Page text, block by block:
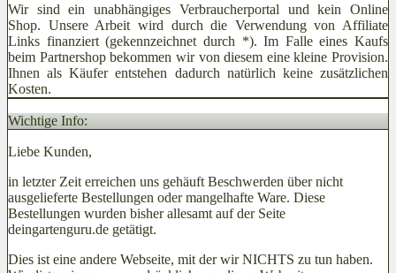
Wir sind ein unabhängiges Verbraucherportal und kein Online
Shop. Unsere Arbeit wird durch die Verwendung von Affiliate
Links finanziert (gekennzeichnet durch *). Im Falle eines Kaufs
beim Partnershop bekommen wir von diesem eine kleine Provision.
Ihnen als Käufer entstehen dadurch natürlich keine zusätzlichen
Kosten.
Wichtige Info:
Liebe Kunden,
in letzter Zeit erreichen uns gehäuft Beschwerden über nicht
ausgelieferte Bestellungen oder mangelhafte Ware. Diese
Bestellungen wurden bisher allesamt auf der Seite
deingartenguru.de getätigt.
Dies ist eine andere Webseite, mit der wir NICHTS zu tun haben.